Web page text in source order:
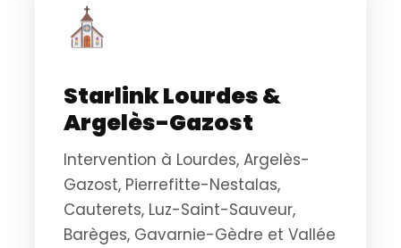
⛪
Starlink Lourdes &
Argelès-Gazost
Intervention à Lourdes, Argelès-
Gazost, Pierrefitte-Nestalas,
Cauterets, Luz-Saint-Sauveur,
Barèges, Gavarnie-Gèdre et Vallée